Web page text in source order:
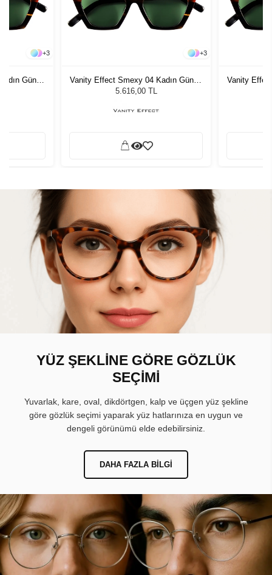
+3
Güneş
+3
Vanity Effect Smexy 04 Kadın Güneş
Gözlüğü
5.616,00 TL
Vanity
YÜZ ŞEKLİNE GÖRE GÖZLÜK
SEÇİMİ
Yuvarlak, kare, oval, dikdörtgen, kalp ve üçgen yüz şekline
göre gözlük seçimi yaparak yüz hatlarınıza en uygun ve
dengeli görünümü elde edebilirsiniz.
DAHA FAZLA BILGI